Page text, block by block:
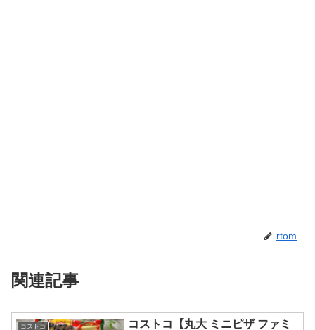
rtom
関連記事
コストコ
コストコ【丸大 ミニピザ ファミ